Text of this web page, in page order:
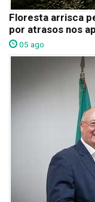
Floresta arrisca
por atrasos nos
05 ago